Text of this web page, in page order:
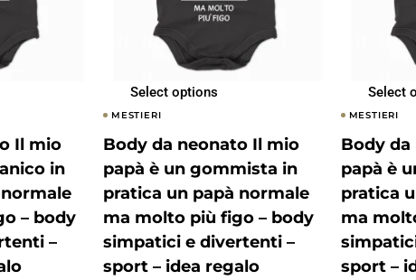
Il mio
in
– body
–
Select options
MESTIERI
Body da neonato Il mio
papà è un gommista in
pratica un papà normale
ma molto più figo – body
simpatici e divertenti –
sport – idea regalo
Select
MESTIERI
Body
papà è
pratica
ma
sport –